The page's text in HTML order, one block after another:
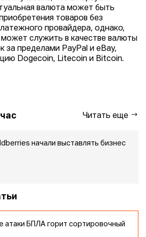
валюта может быть
товаров без
провайдера, однако,
может служить в качестве валюты
за пределами PayPal и eBay,
Dogecoin, Litecoin и Bitcoin.
Читать еще
начали выставлять бизнес
атаки БПЛА горит сортировочный